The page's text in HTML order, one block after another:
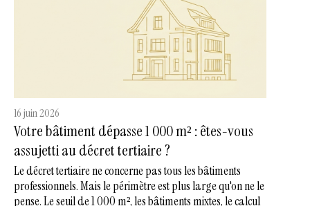
16 juin 2026
Votre bâtiment dépasse 1 000 m² : êtes-vous
assujetti au décret tertiaire ?
Le décret tertiaire ne concerne pas tous les bâtiments
professionnels. Mais le périmètre est plus large qu'on ne le
pense. Le seuil de 1 000 m², les bâtiments mixtes, le calcul